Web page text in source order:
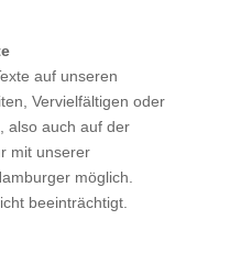
auf unseren
Vervielfältigen oder
also auch auf der
mit unserer
möglich.
beeinträchtigt.